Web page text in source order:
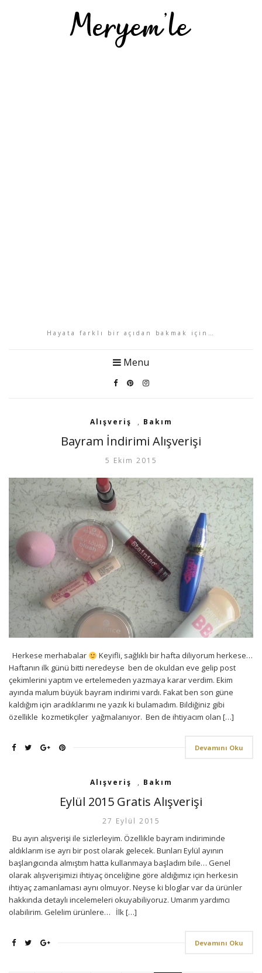
Hayata farklı bir açıdan bakmak için…
Menu
Alışveriş , Bakım
Bayram İndirimi Alışverişi
5 Ekim 2015
Herkese merhabalar
Keyifli, sağlıklı bir hafta diliyorum herkese…
Haftanın ilk günü bitti neredeyse ben de okuldan eve gelip post
çekimlerini yaptım ve ertelemeden yazmaya karar verdim. Ekim
ayında malum büyük bayram indirimi vardı. Fakat ben son güne
kaldığım için aradıklarımı ne yazık ki bulamadım. Bildiğiniz gibi
özellikle kozmetikçiler yağmalanıyor. Ben de ihtiyacım olan […]
Devamını Oku
Alışveriş , Bakım
Eylül 2015 Gratis Alışverişi
27 Eylül 2015
Bu ayın alışverişi ile sizlerleyim. Özellikle bayram indiriminde
aldıklarım ise ayrı bir post olarak gelecek. Bunları Eylül ayının
başlangıcında almıştım hatta kullanmaya başladım bile… Genel
olarak alışverişimizi ihtiyaç önceliğine göre aldığımız için herkesin
ihtiyaç zamanlaması aynı olmuyor. Neyse ki bloglar var da ürünler
hakkında detaylı incelemeleri okuyabiliyoruz. Umarım yardımcı
olabilirim. Gelelim ürünlere… İlk […]
Devamını Oku